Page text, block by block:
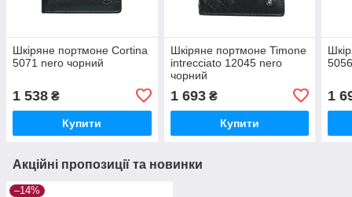
Шкіряне портмоне Cortina
5071 nero чорний
1 538 ₴
Купити
Шкіряне портмоне Timone
intrecciato 12045 nero
чорний
1 693₴
Купити
1
Акційні пропозиції та новинки
–14%